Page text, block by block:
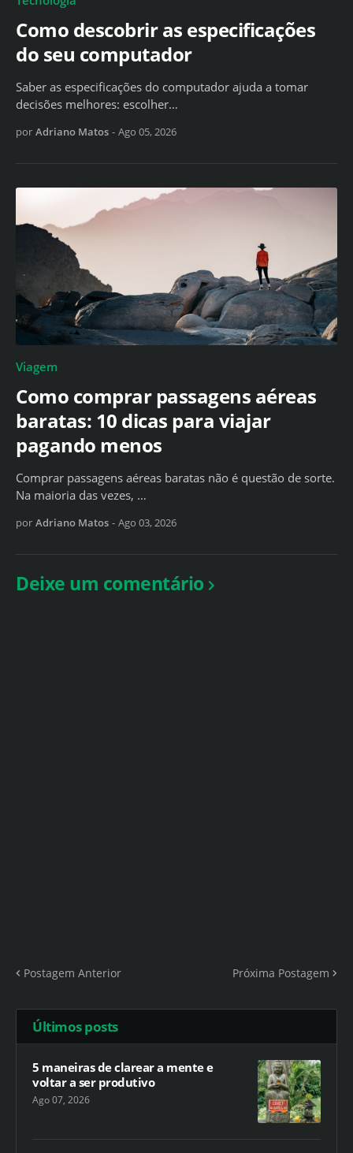
Como descobrir as especificações
do seu computador
Saber as especificações do computador ajuda a tomar
decisões melhores: escolher…
por Adriano Matos - Ago 05, 2026
Viagem
Como comprar passagens aéreas
baratas: 10 dicas para viajar
pagando menos
Comprar passagens aéreas baratas não é questão de sorte.
Na maioria das vezes, …
por Adriano Matos - Ago 03, 2026
Deixe um comentário
Postagem Anterior Próxima Postagem
Últimos posts
5 maneiras de clarear a mente e
voltar a ser produtivo
Ago 07, 2026